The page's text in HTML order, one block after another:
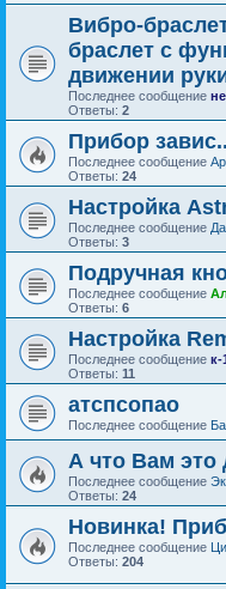
Вибро-
браслет с
движении
Последнее сообщение
Ответы: 2
Прибор
Последнее сообщение
Ответы: 24
Настройка
Последнее сообщение
Ответы: 3
Подручная
Последнее сообщение
Ответы: 6
Настройка
Последнее сообщение к-
Ответы: 11
атспсопао
Последнее сообщение
А что Вам это
Последнее сообщение
Ответы: 24
Новинка!
Последнее сообщение
Ответы: 204